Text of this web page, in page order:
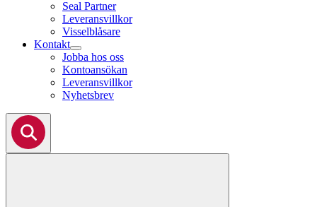
Seal Partner
Leveransvillkor
Visselblåsare
Kontakt
Jobba hos oss
Kontoansökan
Leveransvillkor
Nyhetsbrev
Search